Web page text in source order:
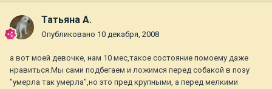
Татьяна А.
Опубликовано 10 декабря, 2008
а вот моей девочке, нам 10 мес,такое состояние помоему даже
нравиться.Мы сами подбегаем и ложимся перед собакой в позу
"умерла так умерла",но это пред крупными, а перед мелкими